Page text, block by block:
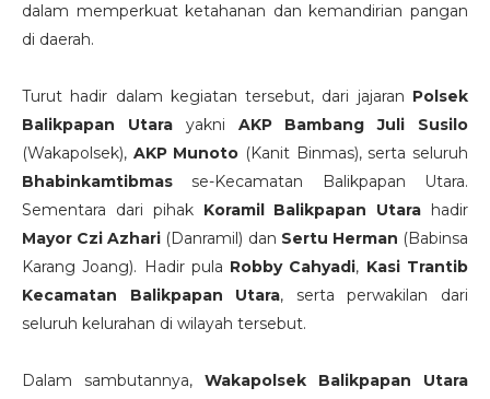
dalam memperkuat ketahanan dan kemandirian pangan
di daerah.
Turut hadir dalam kegiatan tersebut, dari jajaran Polsek
Balikpapan Utarayakni AKP Bambang Juli Susilo
(Wakapolsek), AKP Munoto (Kanit Binmas), serta seluruh
Bhabinkamtibmas se-Kecamatan Balikpapan Utara.
Sementara dari pihak Koramil Balikpapan Utara hadir
Mayor Czi Azhari (Danramil) dan Sertu Herman (Babinsa
Karang Joang). Hadir pula Robby Cahyadi, Kasi Trantib
Kecamatan Balikpapan Utara, serta perwakilan dari
seluruh kelurahan di wilayah tersebut.
Dalam sambutannya, Wakapolsek Balikpapan Utara